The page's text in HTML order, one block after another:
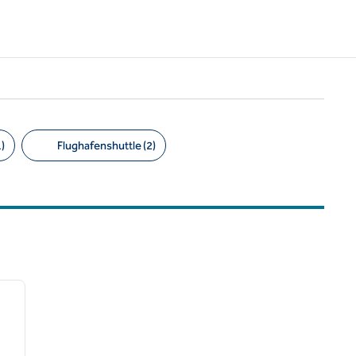
Flughafenshuttle (2)
nächstes Bild